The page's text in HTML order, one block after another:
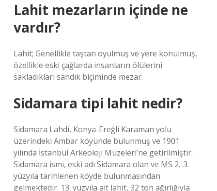
Lahit mezarların içinde ne
vardır?
Lahit; Genellikle taştan oyulmuş ve yere konulmuş,
özellikle eski çağlarda insanların ölülerini
sakladıkları sandık biçiminde mezar.
Sidamara tipi lahit nedir?
Sidamara Lahdi, Konya-Ereğli Karaman yolu
üzerindeki Ambar köyünde bulunmuş ve 1901
yılında İstanbul Arkeoloji Müzeleri’ne getirilmiştir.
Sidamara ismi, eski adı Sidamara olan ve MS 2.-3.
yüzyıla tarihlenen köyde bulunmasından
gelmektedir. 13. yüzyıla ait lahit, 32 ton ağırlığıyla